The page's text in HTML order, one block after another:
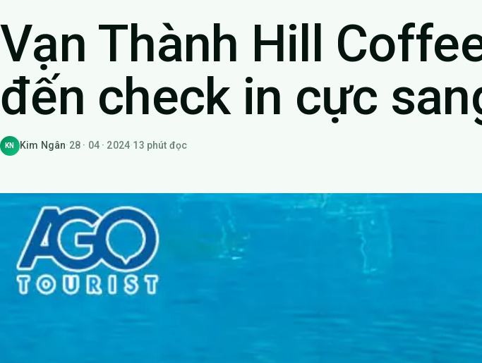
Vạn Thành Hill
đến check in cực
KN Kim Ngân·28 · 04 · 2024·13 phút đọc